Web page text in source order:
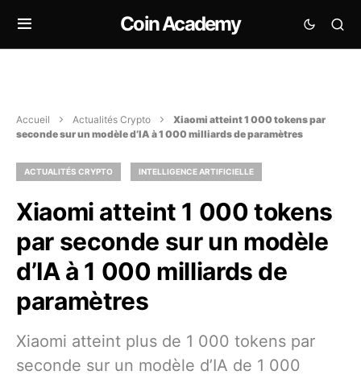
Coin Academy
Accueil Actualités Crypto
Xiaomi atteint 1 000 tokens par
seconde sur un modèle d’IA à 1 000 milliards de paramètres
ACTUALITÉS CRYPTO INTELLIGENCE ARTIFICIELLE
Xiaomi atteint 1 000 tokens
par seconde sur un modèle
d’IA à 1 000 milliards de
paramètres
Xiaomi atteint plus de 1 000 tokens par
seconde sur un modèle d’IA de 1 000